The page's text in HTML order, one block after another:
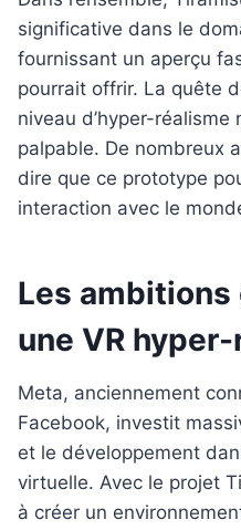
significative dans le
fournissant un aperçu
pourrait offrir. La quête
niveau d’hyper-réalisme
palpable. De nombreux
dire que ce prototype
interaction avec le
Les
une VR
Meta, anciennement
Facebook, investit
et le développement
virtuelle. Avec le projet
à créer un